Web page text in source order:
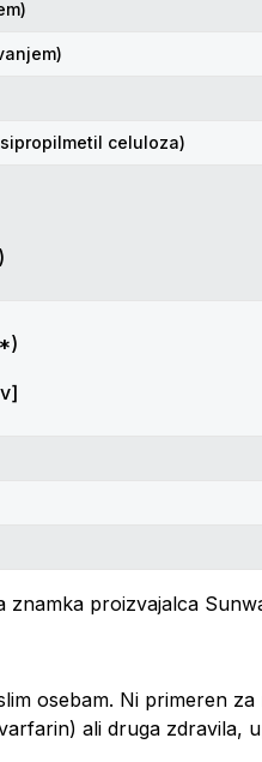
celuloza)
proizvajalca
osebam. Ni primeren
ali druga zdravila,